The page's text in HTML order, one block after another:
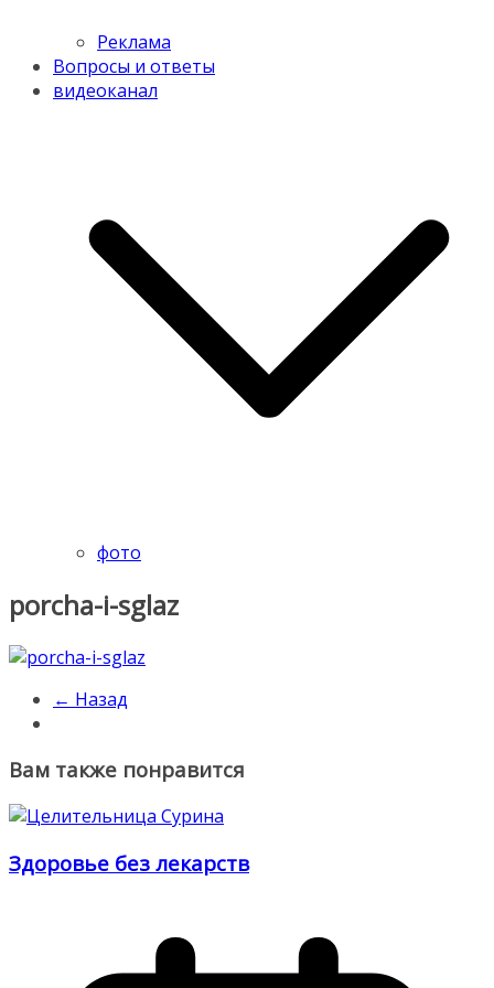
Реклама
Вопросы и ответы
видеоканал
фото
porcha-i-sglaz
← Назад
Вам также понравится
Здоровье без лекарств